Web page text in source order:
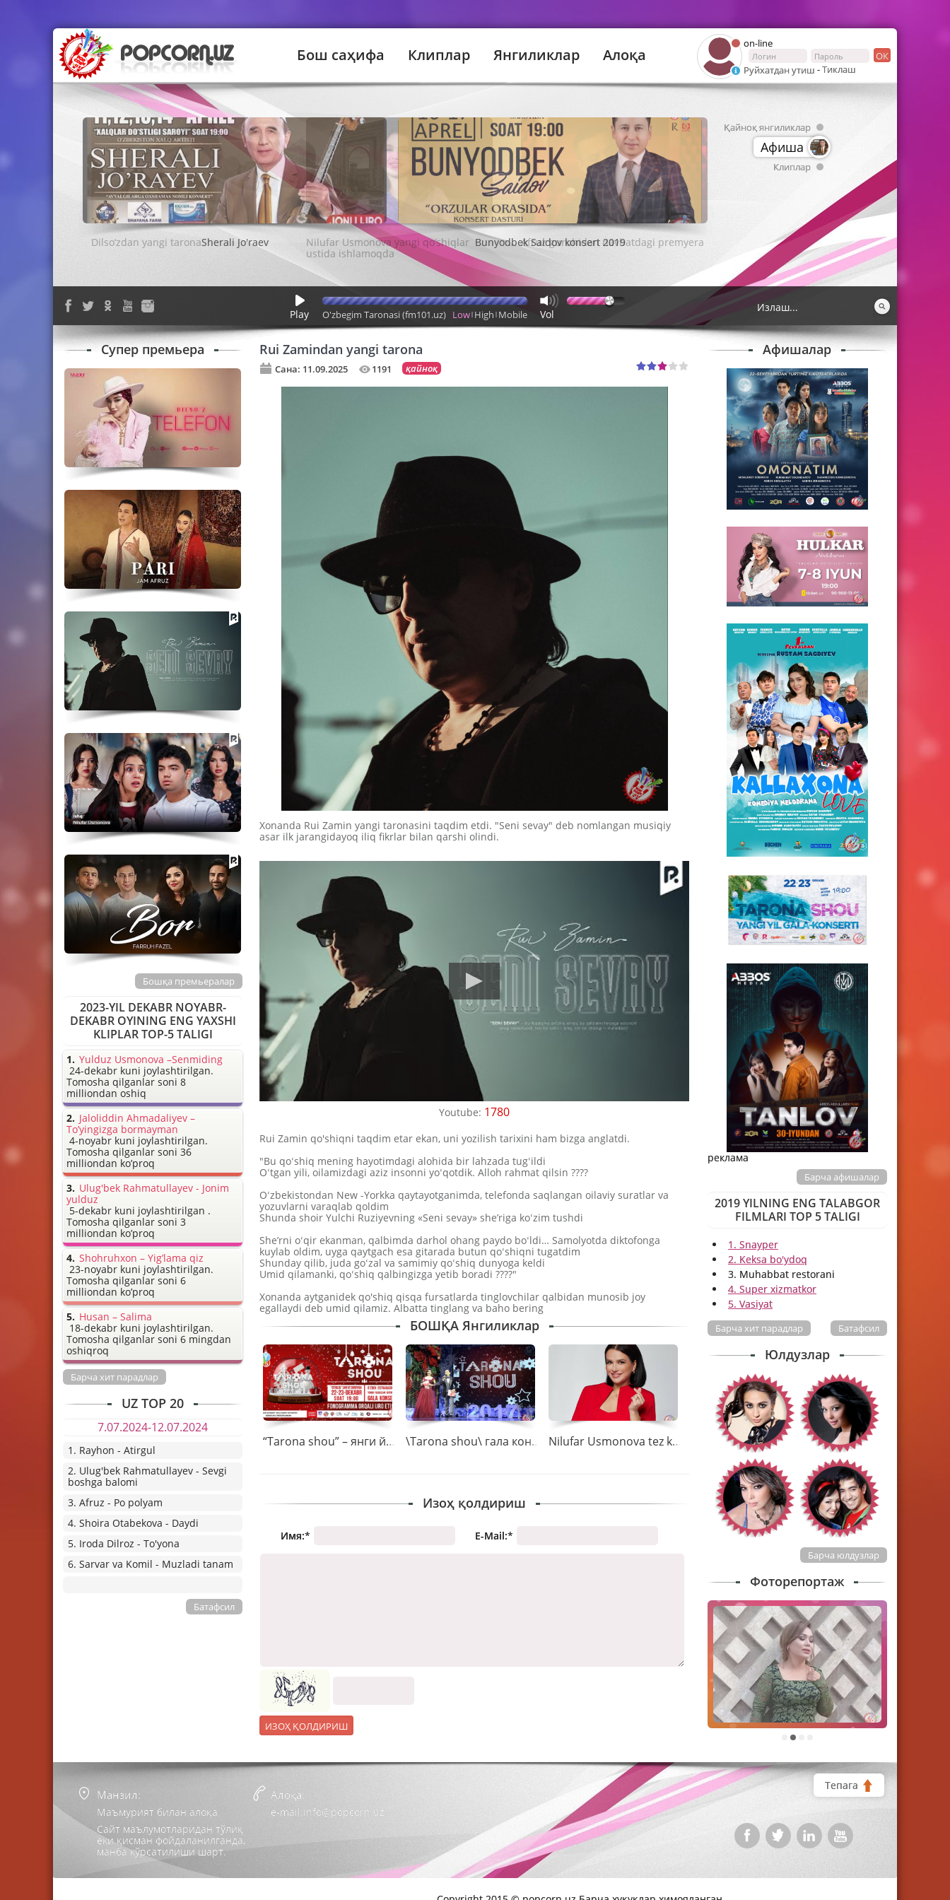
on-line
ОК
Руйхатдан утиш -Тиклаш
Бош саҳифа Клиплар Янгиликлар Алоқа
Sherali Jo'raev Bunyodbek Saidov konsert 2019
Қайноқ янгиликлар
Афиша
Клиплар
Play Low High Mobile
O'zbegim Taronasi (fm101.uz) Vol
Rui Zamindan yangi tarona
Сана: 11.09.2025 1191 қайноқ
Xonanda Rui Zamin yangi taronasini taqdim etdi. "Seni sevay" deb nomlangan musiqiy
asar ilk jarangidayoq iliq fikrlar bilan qarshi olindi.
Youtube: 1780
Rui Zamin qo'shiqni taqdim etar ekan, uni yozilish tarixini ham bizga anglatdi.
"Bu qoʻshiq mening hayotimdagi alohida bir lahzada tugʻildi
Oʻtgan yili, oilamizdagi aziz insonni yoʻqotdik. Alloh rahmat qilsin ????
Oʻzbekistondan New -Yorkka qaytayotganimda, telefonda saqlangan oilaviy suratlar va
yozuvlarni varaqlab qoldim
Shunda shoir Yulchi Ruziyevning «Seni sevay» she’riga koʻzim tushdi
She’rni oʻqir ekanman, qalbimda darhol ohang paydo boʻldi… Samolyotda diktofonga
kuylab oldim, uyga qaytgach esa gitarada butun qoʻshiqni tugatdim
Shunday qilib, juda goʻzal va samimiy qoʻshiq dunyoga keldi
Umid qilamanki, qoʻshiq qalbingizga yetib boradi ????"
Xonanda aytganidek qo'shiq qisqa fursatlarda tinglovchilar qalbidan munosib joy
egallaydi deb umid qilamiz. Albatta tinglang va baho bering
БОШҚА Янгиликлар
“Tarona shou” – янги йил гала-концертига марҳамат \Tarona shou\ гала концертидан фоторепортаж Nilufar Usmonova tez kunda yangi klipini taqdim etadi
Изоҳ қолдириш
Имя:* E-Mail:*
Афишалар
реклама
Барча афишалар
2019 YILNING ENG TALABGOR
FILMLARI TOP 5 TALIGI
1. Snayper
2. Keksa bo'ydoq
3. Muhabbat restorani
4. Super xizmatkor
5. Vasiyat
Батафсил
Барча хит парадлар
Юлдузлар
Барча юлдузлар
Фоторепортаж
2
Супер премьера
Бошқа премьералар
2023-YIL DEKABR NOYABR-
DEKABR OYINING ENG YAXSHI
KLIPLAR TOP-5 TALIGI
Yulduz Usmonova –Senmiding
24-dekabr kuni joylashtirilgan.
Tomosha qilganlar soni 8
milliondan oshiq
Jaloliddin Ahmadaliyev –
To’yingizga bormayman
4-noyabr kuni joylashtirilgan.
Tomosha qilganlar soni 36
milliondan ko’proq
Ulug'bek Rahmatullayev - Jonim
yulduz
5-dekabr kuni joylashtirilgan .
Tomosha qilganlar soni 3
milliondan ko’proq
Shohruhxon – Yig’lama qiz
23-noyabr kuni joylashtirilgan.
Tomosha qilganlar soni 6
milliondan ko’proq
Husan – Salima
18-dekabr kuni joylashtirilgan.
Tomosha qilganlar soni 6 mingdan
oshiqroq
Барча хит парадлар
UZ TOP 20
7.07.2024-12.07.2024
1. Rayhon - Atirgul
2. Ulug'bek Rahmatullayev - Sevgi
boshga balomi
3. Afruz - Po polyam
4. Shoira Otabekova - Daydi
5. Iroda Dilroz - To'yona
6. Sarvar va Komil - Muzladi tanam
Батафсил
Манзил:
Маъмурият билан алоқа
Сайт маълумотларидан тўлиқ
ёки қисман фойдаланилганда,
манба кўрсатилиши шарт.
Алоқа:
e-mail:info@popcorn.uz
Тепага